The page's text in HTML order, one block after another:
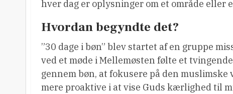
hver dag er oplysninger om et område eller
Hvordan begyndte det?
”30 dage i bøn” blev startet af en gruppe
ved et møde i Mellemøsten følte et
gennem bøn, at fokusere på den muslimske
mere proaktive i at vise Guds kærlighed til